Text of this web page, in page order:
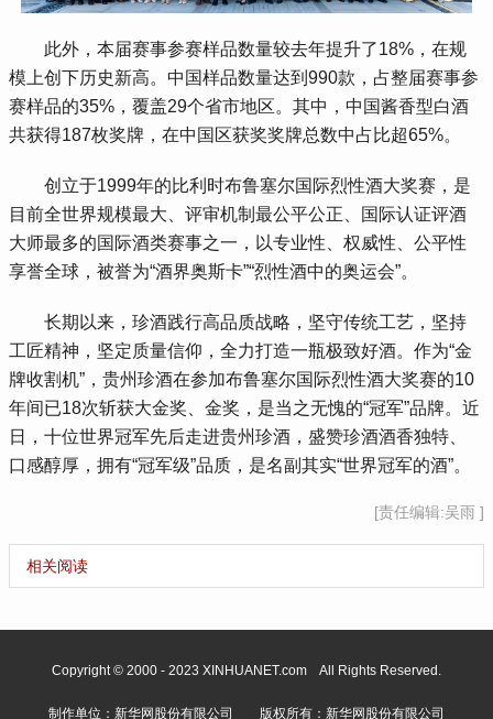
此外，本届赛事参赛样品数量较去年提升了18%，在规
模上创下历史新高。中国样品数量达到990款，占整届赛事参
赛样品的35%，覆盖29个省市地区。其中，中国酱香型白酒
共获得187枚奖牌，在中国区获奖奖牌总数中占比超65%。
创立于1999年的比利时布鲁塞尔国际烈性酒大奖赛，是
目前全世界规模最大、评审机制最公平公正、国际认证评酒
大师最多的国际酒类赛事之一，以专业性、权威性、公平性
享誉全球，被誉为“酒界奥斯卡”“烈性酒中的奥运会”。
长期以来，珍酒践行高品质战略，坚守传统工艺，坚持
工匠精神，坚定质量信仰，全力打造一瓶极致好酒。作为“金
牌收割机”，贵州珍酒在参加布鲁塞尔国际烈性酒大奖赛的10
年间已18次斩获大金奖、金奖，是当之无愧的“冠军”品牌。近
日，十位世界冠军先后走进贵州珍酒，盛赞珍酒酒香独特、
口感醇厚，拥有“冠军级”品质，是名副其实“世界冠军的酒”。
[责任编辑:吴雨 ]
相关阅读
Copyright © 2000 - 2023 XINHUANET.com All Rights Reserved.
制作单位：新华网股份有限公司 版权所有：新华网股份有限公司